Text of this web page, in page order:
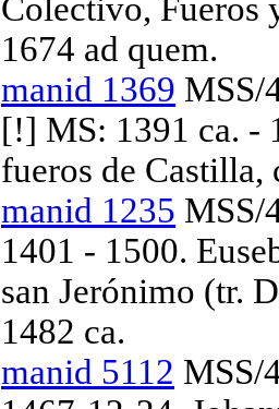
Colectivo, Fueros
1674 ad quem.
manid 1369 MSS/
[!] MS: 1391 ca. -
fueros de Castilla,
manid 1235 MSS/
1401 - 1500.
san Jerónimo (tr.
1482 ca.
manid 5112 MSS/